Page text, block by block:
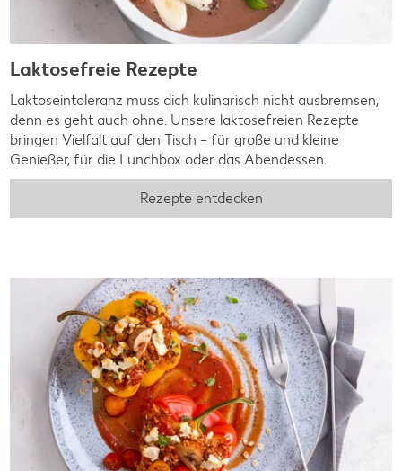
Laktosefreie Rezepte
Laktoseintoleranz muss dich kulinarisch nicht ausbremsen,
denn es geht auch ohne. Unsere laktosefreien Rezepte
bringen Vielfalt auf den Tisch – für große und kleine
Genießer, für die Lunchbox oder das Abendessen.
Rezepte entdecken